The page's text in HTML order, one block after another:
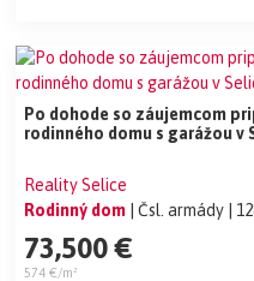
Po dohode so záujemcom
rodinného domu s garážou v
Reality Selice
Rodinný dom | Čsl. armády |
73,500 €
574 €/m²